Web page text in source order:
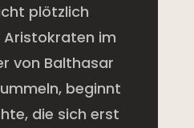
plötzlich
im
von Balthasar
beginnt
die sich erst